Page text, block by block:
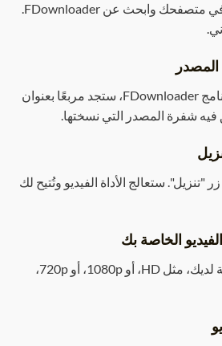
افتح علامة تبويب جديدة في متصفحك وابحث عن FDownloader.
في الصفحة الرئيسية لبرنامج FDownloader، ستجد مربعًا بعنوان
شفرة المصدر التي نسختها.
"تنزيل". ستعالج الأداة الفيديو وتُتيح لك
حدد جودة الفيديو المفضلة لديك، مثل HD، أو 1080p، أو 720p،